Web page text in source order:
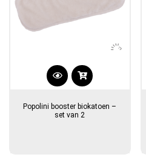
Popolini booster biokatoen –
set van 2